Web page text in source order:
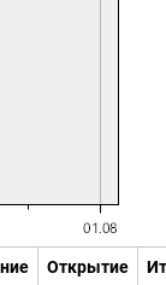
Открытие